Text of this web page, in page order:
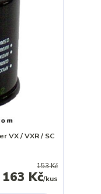
VX / VXR / SC
153 Kč
163 Kč/kus